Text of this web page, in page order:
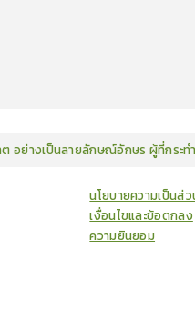
อย่างเป็นลายลักษณ์อักษร ผู้ที่กระ
นโยบายความเป็นส่
เงื่อนไขและข้อตกลง
ความยินยอม